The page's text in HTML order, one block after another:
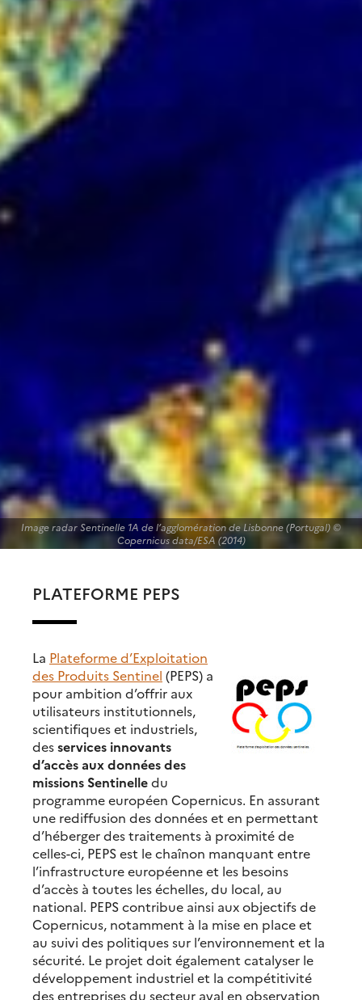
Image radar Sentinelle 1A de l’agglomération de Lisbonne (Portugal) ©
Copernicus data/ESA (2014)
PLATEFORME PEPS
La Plateforme d’Exploitation
des Produits Sentinel (PEPS) a
pour ambition d’offrir aux
utilisateurs institutionnels,
scientifiques et industriels,
desservices innovants
d’accès aux données des
missions Sentinelledu
programme européen Copernicus. En assurant
une rediffusion des données et en permettant
d’héberger des traitements à proximité de
celles-ci, PEPS est le chaînon manquant entre
l’infrastructure européenne et les besoins
d’accès à toutes les échelles, du local, au
national. PEPS contribue ainsi aux objectifs de
Copernicus, notamment à la mise en place et
au suivi des politiques sur l’environnement et la
sécurité. Le projet doit également catalyser le
développement industriel et la compétitivité
des entreprises du secteur aval en observation